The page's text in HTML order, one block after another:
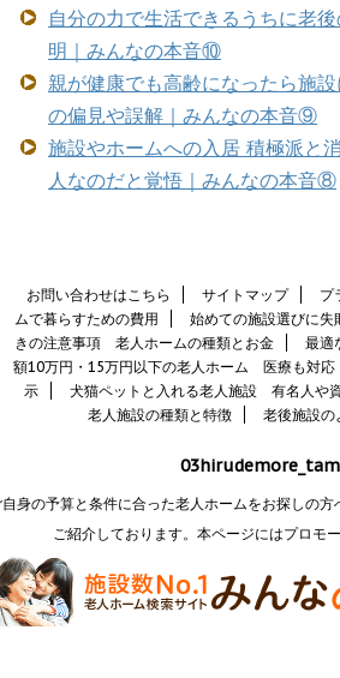
自分の力で生活できるうちに老
明｜みんなの本音⑩
親が健康でも高齢になったら施
の偏見や誤解｜みんなの本音⑨
施設やホームへの入居 積極派と
人なのだと覚悟｜みんなの本音⑧
お問い合わせはこちら サイトマップ プ
ムで暮らすための費用
始めての施設選びに失
きの注意事項 老人ホームの種類とお金
最適
額10万円・15万円以下の老人ホーム 医療も対応
示
犬猫ペットと入れる老人施設 有名人や
老人施設の種類と特徴
老後施設の
身の予算と条件に合った老人ホームをお探しの
ご紹介しております。本ページにはプロモ